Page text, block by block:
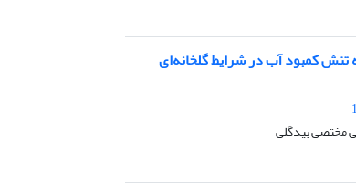
تنش کمبود آب در شرایط گلخانه‌ای
مختصی بیدگلی